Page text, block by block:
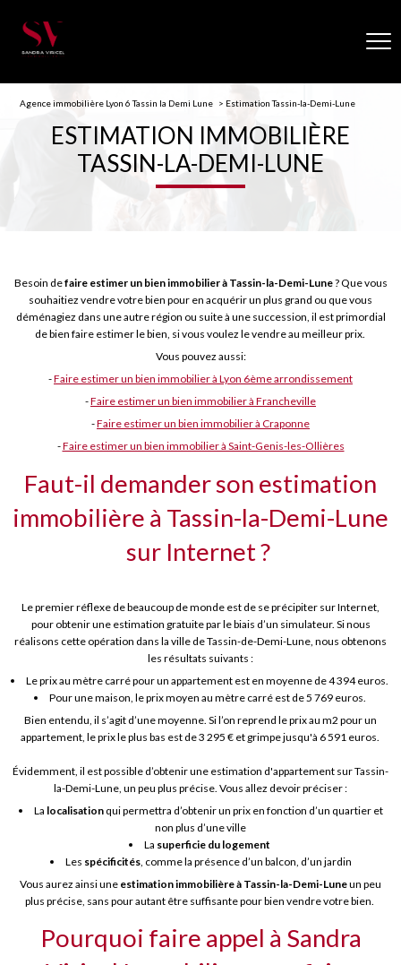
Agence immobilière Lyon 6 Tassin la Demi Lune Estimation Tassin-la-Demi-Lune
ESTIMATION IMMOBILIÈRE
TASSIN-LA-DEMI-LUNE
Besoin defaire estimer un bien immobilier à Tassin-la-Demi-Lune? Que vous
souhaitiez vendre votre bien pour en acquérir un plus grand ou que vous
déménagiez dans une autre région ou suite à une succession, il est primordial
de bien faire estimer le bien, si vous voulez le vendre au meilleur prix.
Vous pouvez aussi:
-Faire estimer un bien immobilier à Lyon 6ème arrondissement
-Faire estimer un bien immobilier à Francheville
-Faire estimer un bien immobilier à Craponne
-Faire estimer un bien immobilier à Saint-Genis-les-Ollières
Faut-il demander son estimation
immobilière à Tassin-la-Demi-Lune
sur Internet ?
Le premier réflexe de beaucoup de monde est de se précipiter sur Internet,
pour obtenir une estimation gratuite par le biais d’un simulateur. Si nous
réalisons cette opération dans la ville de Tassin-de-Demi-Lune, nous obtenons
les résultats suivants :
Le prix au mètre carré pour un appartement est en moyenne de 4 394 euros.
Pour une maison, le prix moyen au mètre carré est de 5 769 euros.
Bien entendu, il s’agit d’une moyenne. Si l’on reprend le prix au m2 pour un
appartement, le prix le plus bas est de 3 295 € et grimpe jusqu'à 6 591 euros.
Évidemment, il est possible d’obtenir une estimation d'appartement sur Tassin-
la-Demi-Lune, un peu plus précise. Vous allez devoir préciser :
La localisationqui permettra d’obtenir un prix en fonction d’un quartier et
non plus d’une ville
La superficie du logement
Les spécificités, comme la présence d’un balcon, d’un jardin
Vous aurez ainsi une estimation immobilière à Tassin-la-Demi-Luneun peu
plus précise, sans pour autant être suffisante pour bien vendre votre bien.
Pourquoi faire appel à Sandra